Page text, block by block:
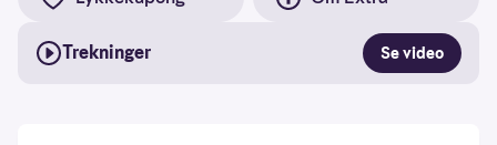
Trekninger Se video
bruksmønster